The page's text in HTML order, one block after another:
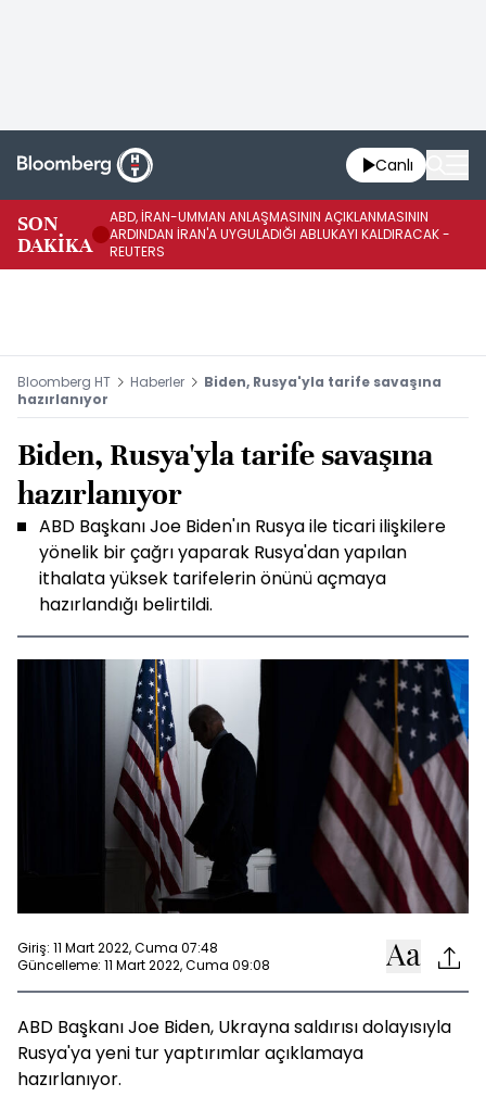
Canlı
SON
DAKİKA
ABD, İRAN-UMMAN ANLAŞMASININ AÇIKLANMASININ
ARDINDAN İRAN'A UYGULADIĞI ABLUKAYI KALDIRACAK -
REUTERS
Bloomberg HT Haberler
Biden, Rusya'yla tarife savaşına
hazırlanıyor
Biden, Rusya'yla tarife savaşına
hazırlanıyor
ABD Başkanı Joe Biden'ın Rusya ile ticari ilişkilere
yönelik bir çağrı yaparak Rusya'dan yapılan
ithalata yüksek tarifelerin önünü açmaya
hazırlandığı belirtildi.
Giriş: 11 Mart 2022, Cuma 07:48
Güncelleme: 11 Mart 2022, Cuma 09:08
ABD Başkanı Joe Biden, Ukrayna saldırısı dolayısıyla
Rusya'ya yeni tur yaptırımlar açıklamaya
hazırlanıyor.